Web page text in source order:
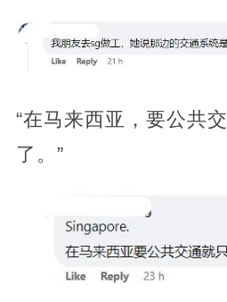
“在马来西亚，要公共
了。”